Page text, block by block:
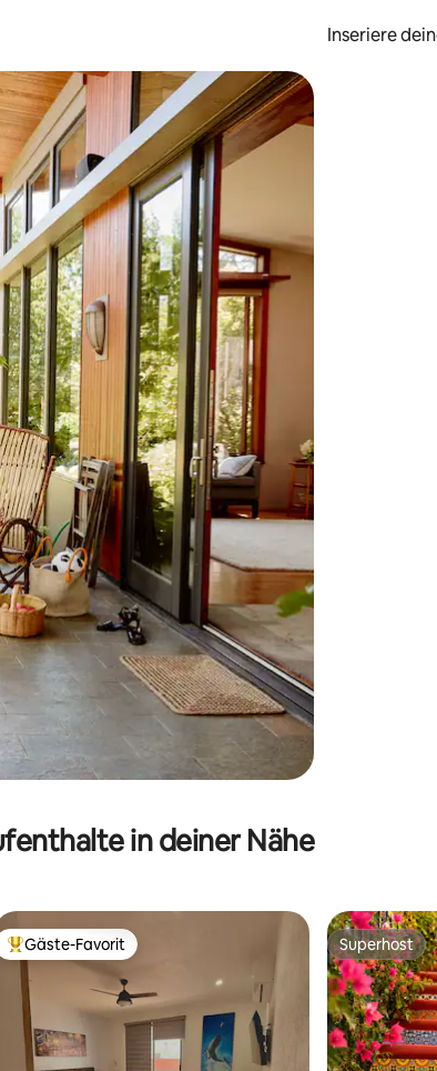
Inseriere
erkunde die Ergebnisse durch Berühren oder Wischgesten.
in deiner Nähe
Beliebter Gäste-Favorit.
Gäste-Favorit Superhost
Superhost